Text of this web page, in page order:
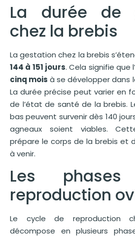
La durée de
chez la brebis
La gestation chez la brebis
144 à 151 jours. Cela signifie que
cinq mois à se développer dans
La durée précise peut varier en
de l’état de santé de la brebis.
bas peuvent survenir dès 140
agneaux soient viables.
prépare le corps de la brebis et
à venir.
Les
reproduction
Le cycle de reproduction
décompose en plusieurs